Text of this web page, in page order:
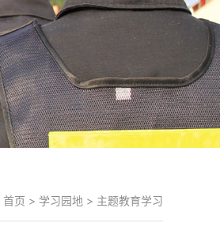
首页 > 学习园地 > 主题教育学习